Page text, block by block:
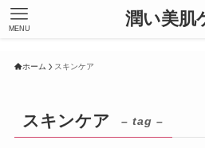
潤い美肌
MENU
ホーム スキンケア
スキンケア – tag –